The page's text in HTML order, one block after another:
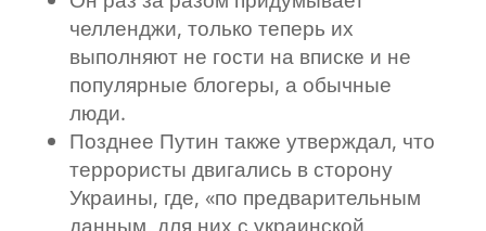
челленджи, только теперь их
выполняют не гости на вписке и не
популярные блогеры, а обычные
люди.
Позднее Путин также утверждал, что
террористы двигались в сторону
Украины, где, «по предварительным